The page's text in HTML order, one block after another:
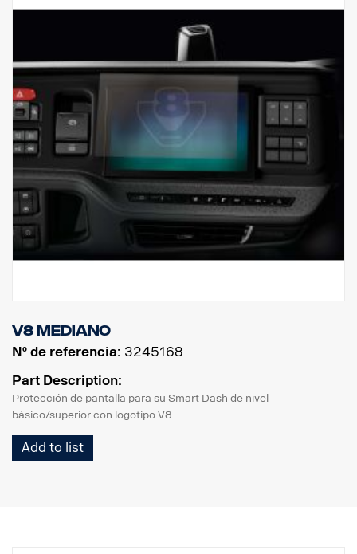
V8 mediano
Nº de referencia: 3245168
Part Description:
Protección de pantalla para su Smart Dash de nivel
básico/superior con logotipo V8
Add to list